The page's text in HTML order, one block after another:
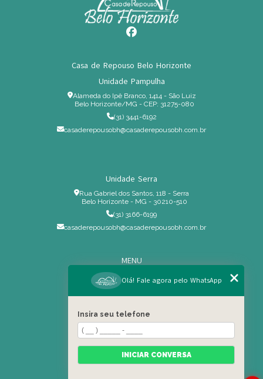
Casa de Repouso Belo Horizonte
Unidade Pampulha
Alameda do Ipê Branco, 1414 - São Luiz
Belo Horizonte/MG - CEP: 31275-080
(31) 3441-6192
casaderepousobh@casaderepousobh.com.br
Unidade Serra
Rua Gabriel dos Santos, 118 - Serra
Belo Horizonte - MG - 30210-510
(31) 3166-6199
casaderepousobh@casaderepousobh.com.br
MENU
Home
Institucional
Serviços Especiais
Blog
Residência
Olá! Fale agora pelo WhatsApp
Insira seu telefone
INICIAR CONVERSA